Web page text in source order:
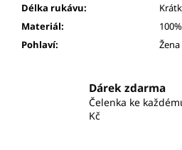
Délka rukávu:
Materiál:
Pohlaví: Žena
Dárek zdarma
Čelenka ke
Kč